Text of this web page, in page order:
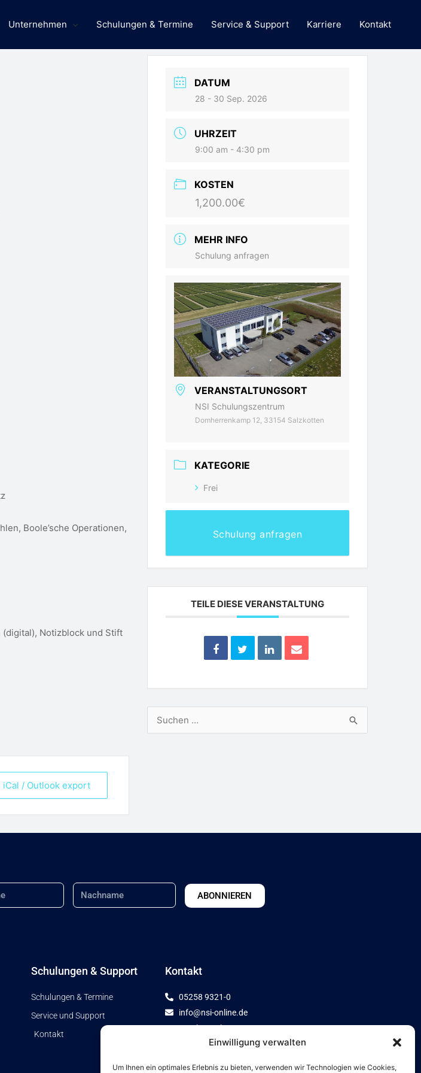
Einwilligung verwalten
Um Ihnen ein optimales Erlebnis zu bieten, verwenden wir Technologien wie Cookies,
Unternehmen Schulungen & Termine Service & Support Karriere Kontakt
Boole’sche Operationen,
Notizblock und Stift
iCal / Outlook export
DATUM
28 - 30 Sep. 2026
UHRZEIT
9:00 am - 4:30 pm
KOSTEN
1,200.00€
MEHR INFO
Schulung anfragen
VERANSTALTUNGSORT
NSI Schulungszentrum
Domherrenkamp 12, 33154 Salzkotten
KATEGORIE
Frei
Schulung anfragen
TEILE DIESE VERANSTALTUNG
Suchen
Nachname
ABONNIEREN
Schulungen & Support
Schulungen & Termine
Service und Support
Kontakt
Kontakt
05258 9321-0
info@nsi-online.de
Domherrenkamp 12
33154 Salzkotten